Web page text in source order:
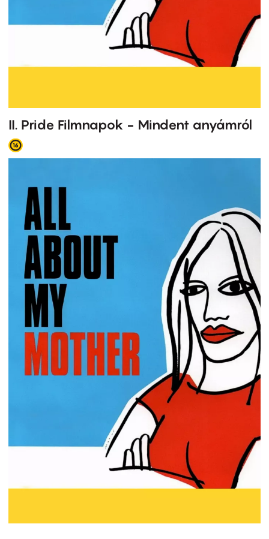
II. Pride Filmnapok - Mindent anyámról